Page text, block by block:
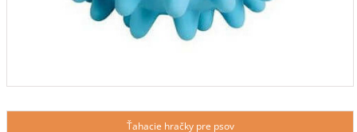
Ťahacie hračky pre psov